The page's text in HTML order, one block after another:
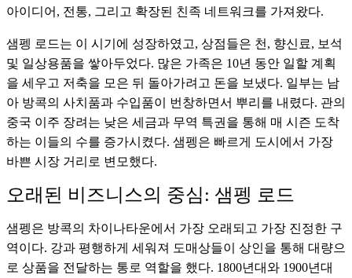
아이디어, 전통, 그리고 확장된 친족 네트워크를 가져왔다.
샘펭 로드는 이 시기에 성장하였고, 상점들은 천, 향신료, 보석
및 일상용품을 쌓아두었다. 많은 가족은 10년 동안 일할 계획
을 세우고 저축을 모은 뒤 돌아가려고 돈을 보냈다. 일부는 남
아 방콕의 사치품과 수입품이 번창하면서 뿌리를 내렸다. 관의
중국 이주 장려는 낮은 세금과 무역 특권을 통해 매 시즌 도착
하는 이들의 수를 증가시켰다. 샘펭은 빠르게 도시에서 가장
바쁜 시장 거리로 변모했다.
오래된 비즈니스의 중심: 샘펭 로드
샘펭은 방콕의 차이나타운에서 가장 오래되고 가장 진정한 구
역이다. 강과 평행하게 세워져 도매상들이 상인을 통해 대량으
로 상품을 전달하는 통로 역할을 했다. 1800년대와 1900년대